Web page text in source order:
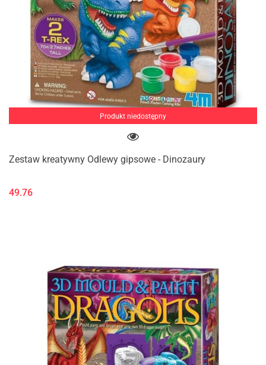
Produkt niedostępny
Zestaw kreatywny Odlewy gipsowe - Dinozaury
49.76